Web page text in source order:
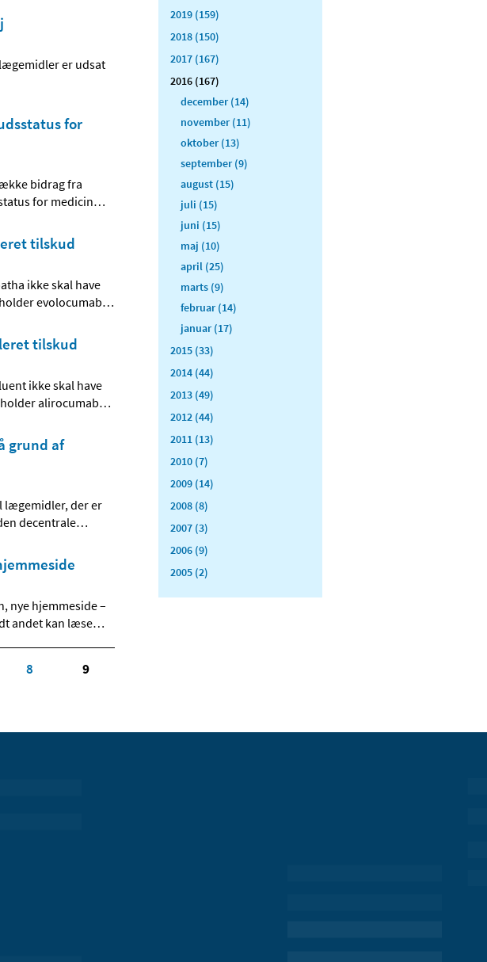
er udsat
for
bidrag fra
for medicin…
tilskud
ikke skal have
evolocumab…
tilskud
ikke skal have
alirocumab…
grund af
lægemidler, der er
decentrale…
nye hjemmeside –
andet kan læse…
8 9
2019 (159)
2018 (150)
2017 (167)
2016 (167)
december (14)
november (11)
oktober (13)
september (9)
august (15)
juli (15)
juni (15)
maj (10)
april (25)
marts (9)
februar (14)
januar (17)
2015 (33)
2014 (44)
2013 (49)
2012 (44)
2011 (13)
2010 (7)
2009 (14)
2008 (8)
2007 (3)
2006 (9)
2005 (2)